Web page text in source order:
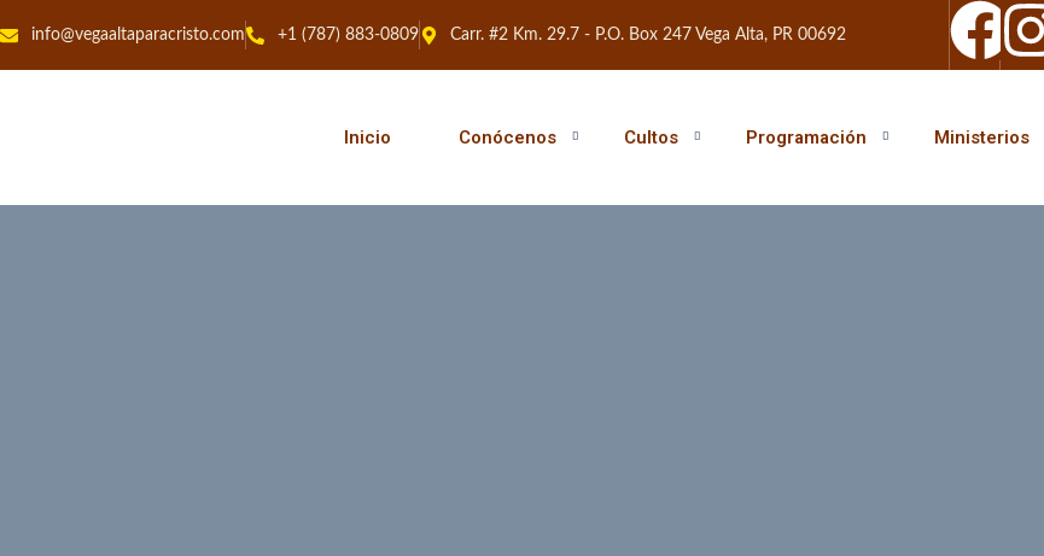
info@vegaaltaparacristo.com +1 (787) 883-0809 Carr. #2 Km. 29.7 - P.O. Box 247 Vega Alta, PR 00692
Inicio Conócenos Cultos Programación Ministerios